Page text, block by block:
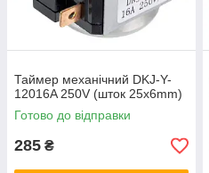
Таймер механічний DKJ-Y-
12016A 250V (шток 25x6mm)
Готово до відправки
285 ₴